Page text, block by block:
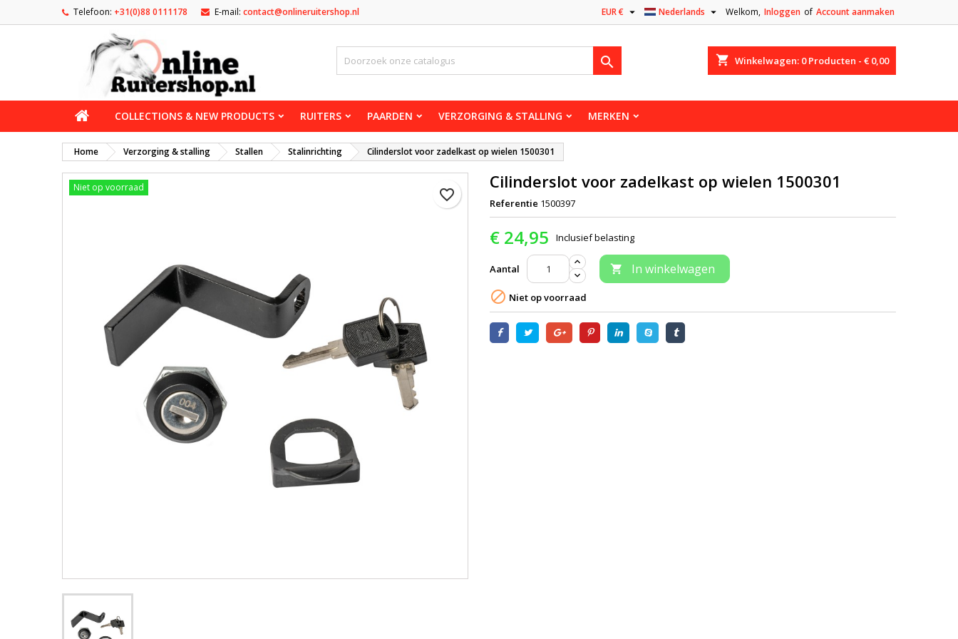
Telefoon: +31(0)88 0111178 E-mail: contact@onlineruitershop.nl Welkom, Inloggen of Account aanmaken
Nederlands 
EUR € 
shopping_cart Winkelwagen: 0Producten - € 0,00

COLLECTIONS & NEW PRODUCTS RUITERS PAARDEN VERZORGING & STALLING MERKEN
Home Verzorging & stalling Stallen Stalinrichting Cilinderslot voor zadelkast op wielen 1500301
favorite_border
Niet op voorraad Cilinderslot voor zadelkast op wielen 1500301
Referentie 1500397
€ 24,95 Inclusief belasting
Aantal  In winkelwagen
 Niet op voorraad